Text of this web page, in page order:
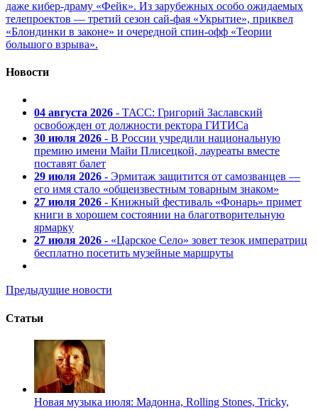
даже кибер-драму «Фейк». Из зарубежных особо ожидаемых
телепроектов — третий сезон сай-фая «Укрытие», приквел
«Блондинки в законе» и очередной спин-офф «Теории
большого взрыва».
Новости
04 августа 2026 - ТАСС: Григорий Заславский
освобожден от должности ректора ГИТИСа
30 июля 2026 - В России учредили национальную
премию имени Майи Плисецкой, лауреаты вместе
поставят балет
29 июля 2026 - Эрмитаж защитится от самозванцев —
его имя стало «общеизвестным товарным знаком»
27 июля 2026 - Книжный фестиваль «Фонарь» примет
книги в хорошем состоянии на благотворительную
ярмарку
27 июля 2026 - «Царское Село» зовет тезок императриц
бесплатно посетить музейные маршруты
Предыдущие новости
Статьи
Новая музыка июля: Мадонна, Rolling Stones, Tricky,